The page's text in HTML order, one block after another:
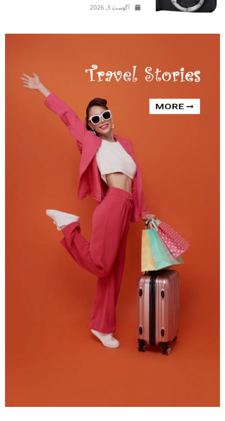
آگوست 3, 2026